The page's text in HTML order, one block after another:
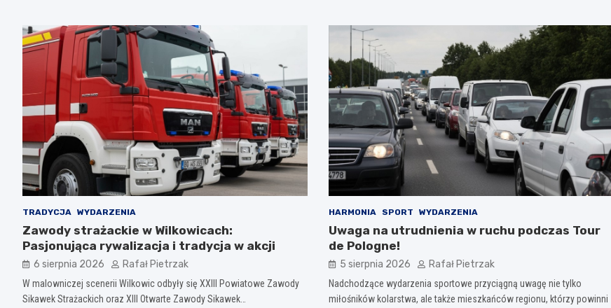
TRADYCJA WYDARZENIA
Zawody strażackie w Wilkowicach:
Pasjonująca rywalizacja i tradycja w akcji
6 sierpnia 2026 Rafał Pietrzak
W malowniczej scenerii Wilkowic odbyły się XXIII Powiatowe Zawody
Sikawek Strażackich oraz XIII Otwarte Zawody Sikawek…
HARMONIA SPORT WYDARZENIA
Uwaga na utrudnienia w ruchu podczas Tour
de Pologne!
5 sierpnia 2026 Rafał Pietrzak
Nadchodzące wydarzenia sportowe przyciągną uwagę nie tylko
miłośników kolarstwa, ale także mieszkańców regionu, którzy powinni